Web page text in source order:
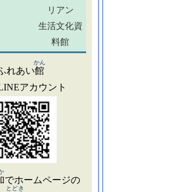
リアン
生活文化資
料館
れあい館
かん
アカウント
でホームページの
とどき